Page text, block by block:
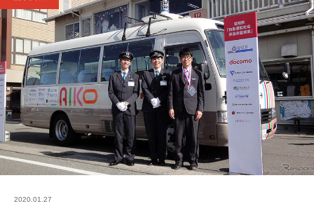
2020.01.27